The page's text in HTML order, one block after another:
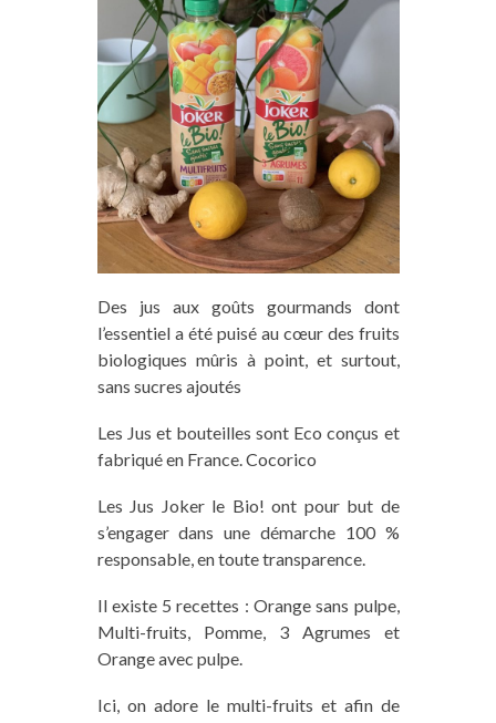
Des jus aux goûts gourmands dont
l’essentiel a été puisé au cœur des fruits
biologiques mûris à point, et surtout,
sans sucres ajoutés
Les Jus et bouteilles sont Eco conçus et
fabriqué en France. Cocorico
Les Jus Joker le Bio! ont pour but de
s’engager dans une démarche 100 %
responsable, en toute transparence.
Il existe 5 recettes : Orange sans pulpe,
Multi-fruits, Pomme, 3 Agrumes et
Orange avec pulpe.
Ici, on adore le multi-fruits et afin de